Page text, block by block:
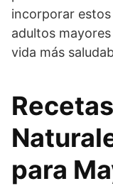
incorporar
adultos
vida más
para